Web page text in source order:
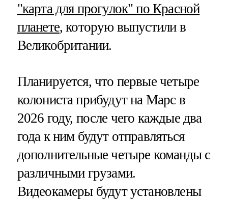
"карта для прогулок" по Красной
планете, которую выпустили в
Великобритании.
Планируется, что первые четыре
колониста прибудут на Марс в
2026 году, после чего каждые два
года к ним будут отправляться
дополнительные четыре команды с
различными грузами.
Видеокамеры будут установлены